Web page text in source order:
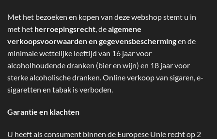
Met het bezoeken en kopen van deze webshop stemt u in
met het herroepingsrecht, dealgemene
verkoopsvoorwaarden en gegevensbeschermingen de
minimale wettelijke leeftijd van 16 jaar voor
alcoholhoudende dranken (bier en wijn) en 18 jaar voor
sterke alcoholische dranken. Online verkoop van sigaren, e-
sigaretten en tabak is verboden.
Garantie en klachten
U heeft als consument binnen de Europese Unie recht op 2